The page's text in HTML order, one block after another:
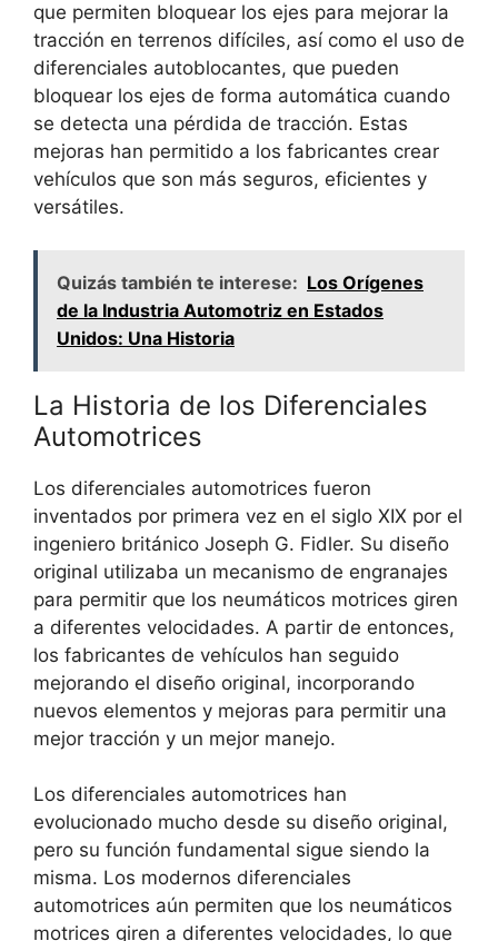
que permiten bloquear los ejes para mejorar la
tracción en terrenos difíciles, así como el uso de
diferenciales autoblocantes, que pueden
bloquear los ejes de forma automática cuando
se detecta una pérdida de tracción. Estas
mejoras han permitido a los fabricantes crear
vehículos que son más seguros, eficientes y
versátiles.
Quizás también te interese: Los Orígenes
de la Industria Automotriz en Estados
Unidos: Una Historia
La Historia de los Diferenciales
Automotrices
Los diferenciales automotrices fueron
inventados por primera vez en el siglo XIX por el
ingeniero británico Joseph G. Fidler. Su diseño
original utilizaba un mecanismo de engranajes
para permitir que los neumáticos motrices giren
a diferentes velocidades. A partir de entonces,
los fabricantes de vehículos han seguido
mejorando el diseño original, incorporando
nuevos elementos y mejoras para permitir una
mejor tracción y un mejor manejo.
Los diferenciales automotrices han
evolucionado mucho desde su diseño original,
pero su función fundamental sigue siendo la
misma. Los modernos diferenciales
automotrices aún permiten que los neumáticos
motrices giren a diferentes velocidades, lo que